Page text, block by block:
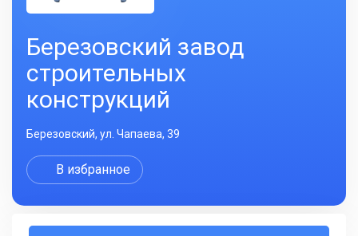
Березовский завод
строительных
конструкций
Березовский, ул. Чапаева, 39
В избранное